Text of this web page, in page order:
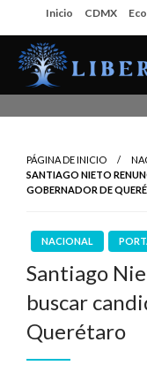
al
contenido
Inicio CDMX
PÁGINA DE INICIO
SANTIAGO NIETO
GOBERNADOR DE
NACIONAL
Santiago
buscar
Querétaro